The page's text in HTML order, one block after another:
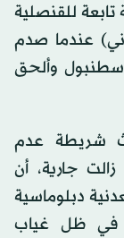
للقنصلية
الثاني) عندما صدم
وألحق
شريطة عدم
جارية، أن
دبلوماسية
في ظل غياب